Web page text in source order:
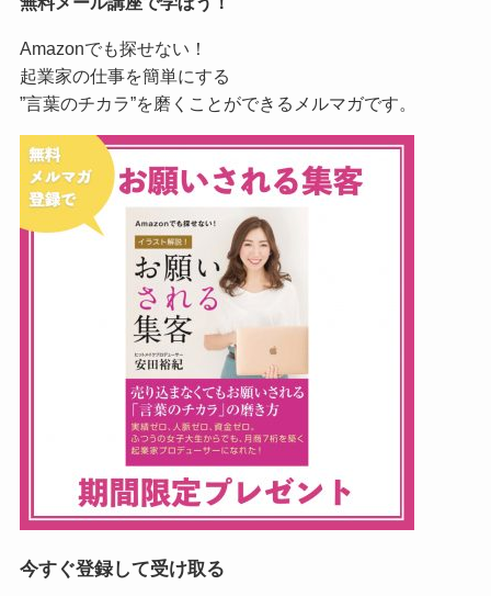
Amazonでも探せない！
起業家の仕事を簡単にする
”言葉のチカラ”を磨くことができるメルマガです。
今すぐ登録して受け取る